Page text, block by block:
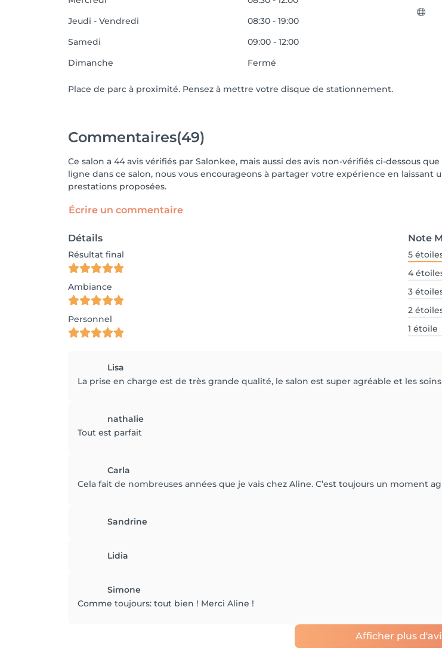
Jeudi - Vendredi
08:30 - 19:00
Samedi
09:00 - 12:00
Dimanche
Fermé
Place de parc à proximité. Pensez à mettre votre disque de stationnement.
Commentaires(49)
Ce salon a 44 avis vérifiés par Salonkee, mais aussi des avis non-vérifiés ci-dessous
ligne dans ce salon, nous vous encourageons à partager votre expérience en
prestations proposées.
Écrire un commentaire
Détails
Résultat final
Ambiance
Personnel
Note
5
4
3
2
1 étoile
Lisa
La prise en charge est de très grande qualité, le salon est super agréable et les
nathalie
Tout est parfait
Carla
Cela fait de nombreuses années que je vais chez Aline. C’est toujours un moment
Sandrine
Lidia
Simone
Comme toujours: tout bien ! Merci Aline !
Afficher plus